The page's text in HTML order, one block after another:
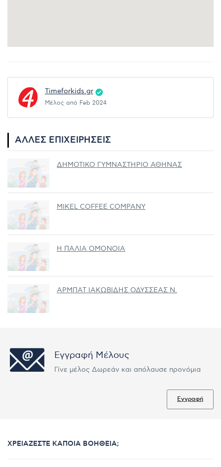
Timeforkids.gr
Μέλος από Feb 2024
ΆΛΛΕΣ ΕΠΙΧΕΙΡΉΣΕΙΣ
ΔΗΜΟΤΙΚΟ ΓΥΜΝΑΣΤΗΡΙΟ ΑΘΗΝΑΣ
MIKEL COFFEE COMPANY
Η ΠΑΛΙΑ ΟΜΟΝΟΙΑ
ΑΡΜΠΑΤ ΙΑΚΩΒΙΔΗΣ ΟΔΥΣΣΕΑΣ Ν.
Εγγραφή Μέλους
Γίνε μέλος Δωρεάν και απόλαυσε προνόμια
Εγγραφή
ΧΡΕΙΆΖΕΣΤΕ ΚΆΠΟΙΑ ΒΟΉΘΕΙΑ;